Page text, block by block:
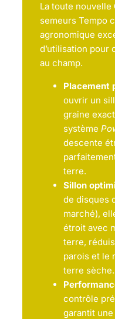
La toute nouvelle
semeurs Tempo
agronomique
d’utilisation pour
au champ.
Placement
ouvrir un
graine
système
descente
terre.
Sillon
de disques
marché),
étroit avec
terre,
parois et le
terre sèche.
contrôle
garantit